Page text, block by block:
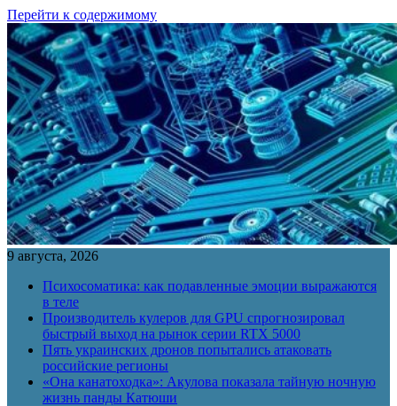
Перейти к содержимому
9 августа, 2026
Психосоматика: как подавленные эмоции выражаются
в теле
Производитель кулеров для GPU спрогнозировал
быстрый выход на рынок серии RTX 5000
Пять украинских дронов попытались атаковать
российские регионы
«Она канатоходка»: Акулова показала тайную ночную
жизнь панды Катюши